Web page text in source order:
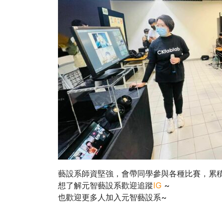
藝設系師資堅強，會帶同學參與各種比賽，累
想了解元智藝設系歡迎追蹤IG ~
也歡迎更多人加入元智藝設系~